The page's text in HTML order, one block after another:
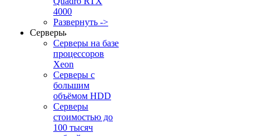
4000
Развернуть ->
Серверы
Серверы на базе
процессоров
Xeon
Серверы с
большим
объёмом HDD
Серверы
стоимостью до
100 тысяч